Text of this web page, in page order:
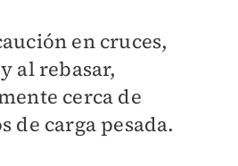
en cruces,
al rebasar,
cerca de
de carga pesada.